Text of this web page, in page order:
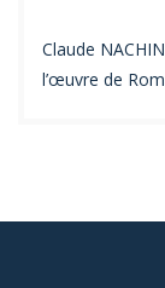
Claude
l’œuvre de